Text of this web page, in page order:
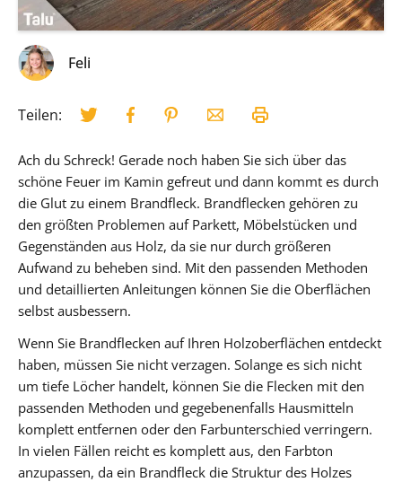
Feli
Teilen:
Ach du Schreck! Gerade noch haben Sie sich über das
schöne Feuer im Kamin gefreut und dann kommt es durch
die Glut zu einem Brandfleck. Brandflecken gehören zu
den größten Problemen auf Parkett, Möbelstücken und
Gegenständen aus Holz, da sie nur durch größeren
Aufwand zu beheben sind. Mit den passenden Methoden
und detaillierten Anleitungen können Sie die Oberflächen
selbst ausbessern.
Wenn Sie Brandflecken auf Ihren Holzoberflächen entdeckt
haben, müssen Sie nicht verzagen. Solange es sich nicht
um tiefe Löcher handelt, können Sie die Flecken mit den
passenden Methoden und gegebenenfalls Hausmitteln
komplett entfernen oder den Farbunterschied verringern.
In vielen Fällen reicht es komplett aus, den Farbton
anzupassen, da ein Brandfleck die Struktur des Holzes